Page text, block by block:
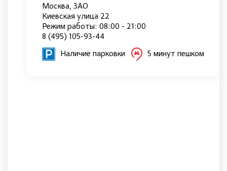
Москва, ЗАО
Киевская улица 22
Режим работы: 08:00 - 21:00
8 (495) 105-93-44
Наличие парковки 5 минут пешком